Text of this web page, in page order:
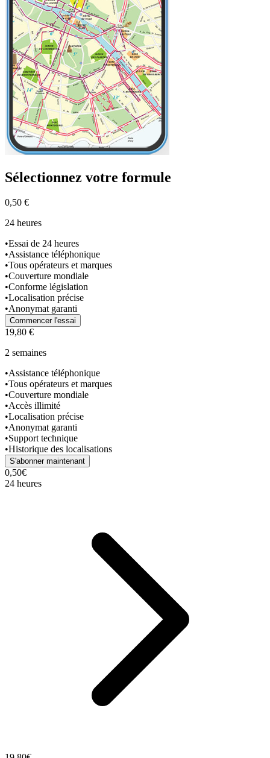
Sélectionnez votre formule
0,50 €
24 heures
•Essai de 24 heures
•Assistance téléphonique
•Tous opérateurs et marques
•Couverture mondiale
•Conforme législation
•Localisation précise
•Anonymat garanti
Commencer l'essai
19,80 €
2 semaines
•Assistance téléphonique
•Tous opérateurs et marques
•Couverture mondiale
•Accès illimité
•Localisation précise
•Anonymat garanti
•Support technique
•Historique des localisations
S'abonner maintenant
0,50€
24 heures